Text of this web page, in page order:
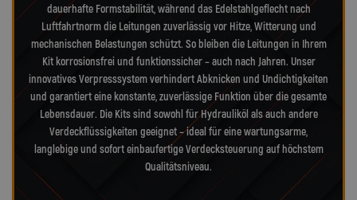
dauerhafte Formstabilität, während das Edelstahlgeflecht nach
Luftfahrtnorm die Leitungen zuverlässig vor Hitze, Witterung und
mechanischen Belastungen schützt. So bleiben die Leitungen in Ihrem
Kit korrosionsfrei und funktionssicher – auch nach Jahren. Unser
innovatives Verpresssystem verhindert Abknicken und Undichtigkeiten
und garantiert eine konstante, zuverlässige Funktion über die gesamte
Lebensdauer. Die Kits sind sowohl für Hydrauliköl als auch andere
Verdeckflüssigkeiten geeignet – ideal für eine wartungsarme,
langlebige und sofort einbaufertige Verdecksteuerung auf höchstem
Qualitätsniveau.